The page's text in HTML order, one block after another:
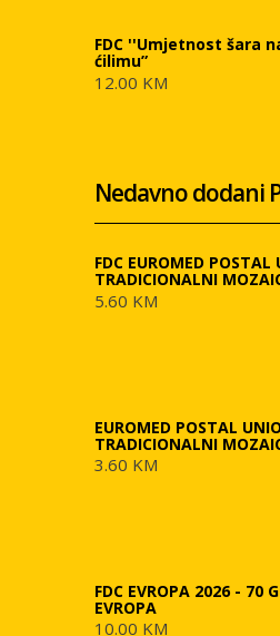
FDC ''Umjetnost šara
ćilimu”
12.00 KM
Nedavno dodani
FDC EUROMED POSTAL
TRADICIONALNI
5.60 KM
EUROMED POSTAL
TRADICIONALNI
3.60 KM
FDC EVROPA 2026 - 70
EVROPA
10.00 KM